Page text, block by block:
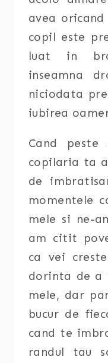
avea
copil este
luat in
inseamna
niciodata
iubirea
Cand
copilaria ta
de
momentele
mele si ne-
am citit
ca vei
dorinta de a
mele, dar
bucur de
cand te
randul tau